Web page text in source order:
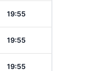
19:55
19:55
19:55